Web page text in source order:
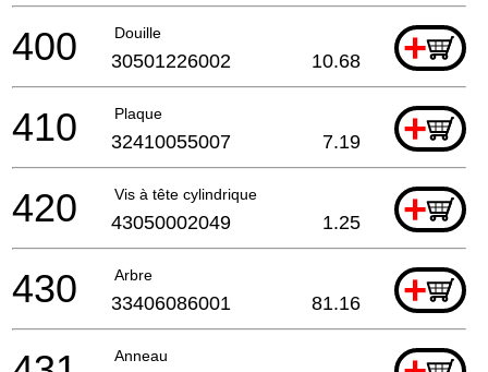
Douille +
400 30501226002 10.68
Plaque +
410 32410055007 7.19
Vis à tête cylindrique +
420 43050002049 1.25
Arbre +
430 33406086001 81.16
Anneau